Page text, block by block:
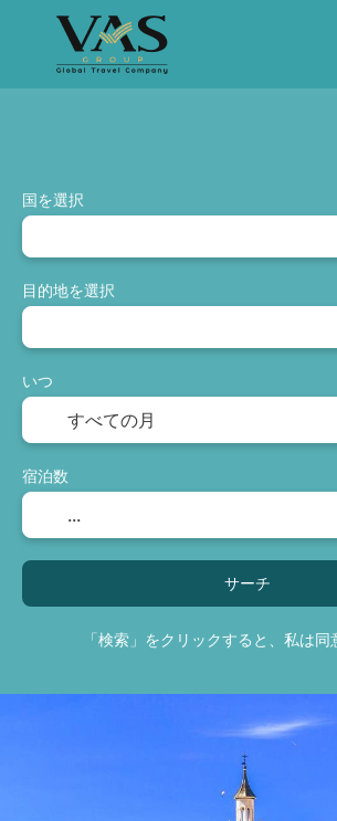
国を選択
目的地を選択
いつ
宿泊数
サーチ
「検索」をクリックすると、私は同